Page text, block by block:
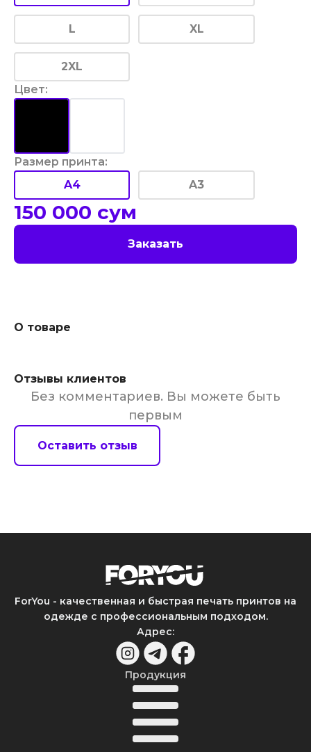
L XL
2XL
Цвет:
Размер принта:
A4
A3
150 000 сум
Заказать
О товаре
Отзывы клиентов
Без комментариев. Вы можете быть
первым
Оставить отзыв
ForYou - качественная и быстрая печать принтов на
одежде с профессиональным подходом.
Адрес:
Продукция